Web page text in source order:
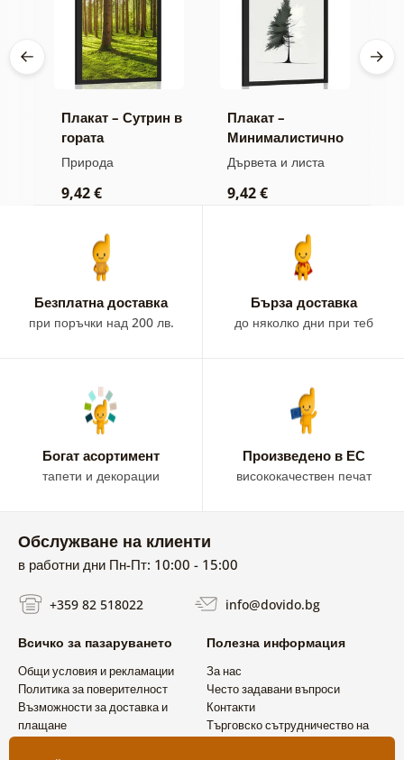
Плакат – Сутрин в
гората
Природа
9,42 €
Плакат –
Минималистично
иглолистно
Дървета и листа
9,42 €
Безплатна доставка
при поръчки над 200 лв.
Бързa доставка
до няколко дни при теб
Богат асортимент
тапети и декорации
Произведено в ЕС
висококачествен печат
Обслужване на клиенти
в работни дни Пн-Пт: 10:00 - 15:00
+359 82 518022 info@dovido.bg
Всичко за пазаруването
Общи условия и рекламации
Политика за поверителност
Възможности за доставка и
плащане
Полезна информация
За нас
Често задавани въпроси
Контакти
Търговско сътрудничество на